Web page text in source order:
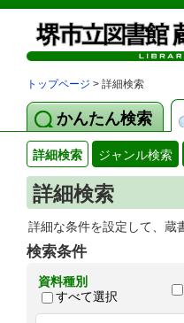
トップページ > 詳細検索
かんたん検索
詳細検索 ジャンル検索
詳細検索
詳細な条件を設定して、蔵
検索条件
資料種別
すべて選択